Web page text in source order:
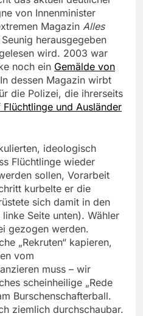
von Innenminister
Magazin Alles
herausgegeben
wird. 2003 war
noch ein Gemälde von
dessen Magazin wirbt
die Polizei, die ihrerseits
und Ausländer
ideologisch
Flüchtlinge wieder
sollen, Vorarbeit
kurbelte er die
sich damit in den
Seite unten). Wähler
gezogen werden.
„Rekruten“ kapieren,
vom
muss – wir
scheinheilige „Rede
Burschenschafterball.
ziemlich durchschaubar.